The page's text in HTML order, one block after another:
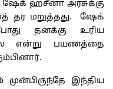
ஹசீனா அரசுக்கு
தர மறுத்தது. ஷேக்
தனக்கு உரிய
என்று பயணத்தை
முன்பிருந்தே இந்திய